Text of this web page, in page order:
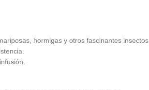
hormigas y otros fascinantes insectos.